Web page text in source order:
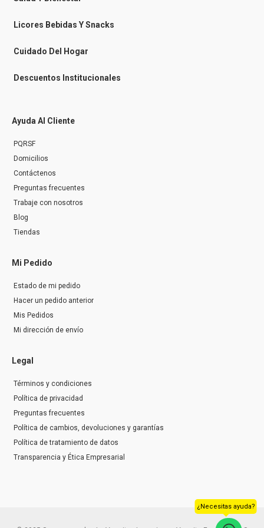
s
n
g
r
Licores Bebidas Y Snacks
Cuidado Del Hogar
Descuentos Institucionales
Ayuda Al Cliente
PQRSF
Domicilios
Contáctenos
Preguntas frecuentes
Trabaje con nosotros
Blog
Tiendas
Mi Pedido
Estado de mi pedido
Hacer un pedido anterior
Mis Pedidos
Mi dirección de envío
Legal
Términos y condiciones
Política de privacidad
Preguntas frecuentes
Política de cambios, devoluciones y garantías
Política de tratamiento de datos
Transparencia y Ética Empresarial
¿Necesitas ayuda?